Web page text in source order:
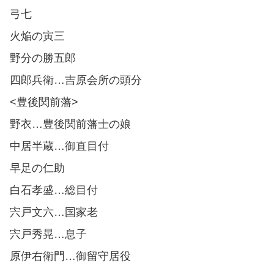
弓七
火焔の寅三
野分の勝五郎
四郎兵衛…吉原会所の頭分
<豊後関前藩>
野衣…豊後関前藩士の娘
中居半蔵…御直目付
早足の仁助
白石孝盛…総目付
宍戸文六…国家老
宍戸秀晃…息子
原伊右衛門…御留守居役